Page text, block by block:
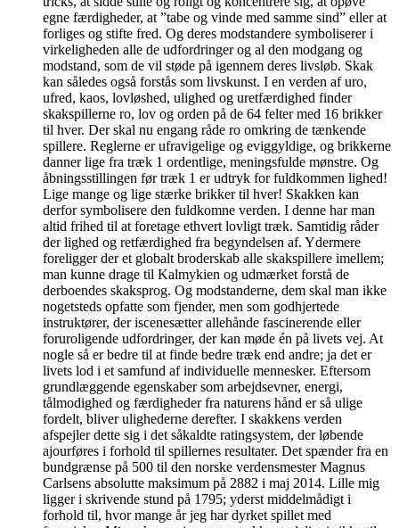
egne færdigheder, at ”tabe og vinde med samme sind” eller at
forliges og stifte fred. Og deres modstandere symboliserer i
virkeligheden alle de udfordringer og al den modgang og
modstand, som de vil støde på igennem deres livsløb. Skak
kan således også forstås som livskunst. I en verden af uro,
ufred, kaos, lovløshed, ulighed og uretfærdighed finder
skakspillerne ro, lov og orden på de 64 felter med 16 brikker
til hver. Der skal nu engang råde ro omkring de tænkende
spillere. Reglerne er ufravigelige og eviggyldige, og brikkerne
danner lige fra træk 1 ordentlige, meningsfulde mønstre. Og
åbningsstillingen før træk 1 er udtryk for fuldkommen lighed!
Lige mange og lige stærke brikker til hver! Skakken kan
derfor symbolisere den fuldkomne verden. I denne har man
altid frihed til at foretage ethvert lovligt træk. Samtidig råder
der lighed og retfærdighed fra begyndelsen af. Ydermere
foreligger der et globalt broderskab alle skakspillere imellem;
man kunne drage til Kalmykien og udmærket forstå de
derboendes skaksprog. Og modstanderne, dem skal man ikke
nogetsteds opfatte som fjender, men som godhjertede
instruktører, der iscenesætter allehånde fascinerende eller
foruroligende udfordringer, der kan møde én på livets vej. At
nogle så er bedre til at finde bedre træk end andre; ja det er
livets lod i et samfund af individuelle mennesker. Eftersom
grundlæggende egenskaber som arbejdsevner, energi,
tålmodighed og færdigheder fra naturens hånd er så ulige
fordelt, bliver ulighederne derefter. I skakkens verden
afspejler dette sig i det såkaldte ratingsystem, der løbende
ajourføres i forhold til spillernes resultater. Det spænder fra en
bundgrænse på 500 til den norske verdensmester Magnus
Carlsens absolutte maksimum på 2882 i maj 2014. Lille mig
ligger i skrivende stund på 1795; yderst middelmådigt i
forhold til, hvor mange år jeg har dyrket spillet med